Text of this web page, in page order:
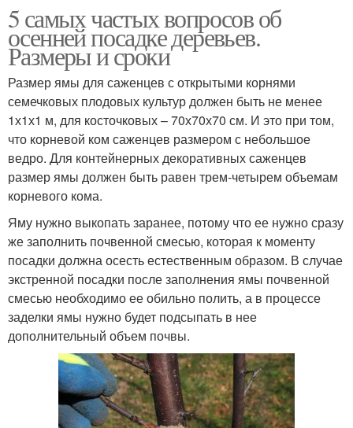
5 самых частых вопросов об
осенней посадке деревьев.
Размеры и сроки
Размер ямы для саженцев с открытыми корнями
семечковых плодовых культур должен быть не менее
1х1х1 м, для косточковых – 70х70х70 см. И это при том,
что корневой ком саженцев размером с небольшое
ведро. Для контейнерных декоративных саженцев
размер ямы должен быть равен трем-четырем объемам
корневого кома.
Яму нужно выкопать заранее, потому что ее нужно сразу
же заполнить почвенной смесью, которая к моменту
посадки должна осесть естественным образом. В случае
экстренной посадки после заполнения ямы почвенной
смесью необходимо ее обильно полить, а в процессе
заделки ямы нужно будет подсыпать в нее
дополнительный объем почвы.